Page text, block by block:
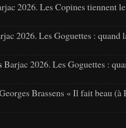
2026. Les Copines tiennent
2026. Les Goguettes : quand
Barjac 2026. Les Goguettes :
Brassens « Il fait beau (à